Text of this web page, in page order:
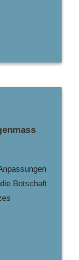
Botschaft